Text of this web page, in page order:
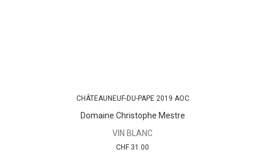
CHÂTEAUNEUF-DU-PAPE 2019 AOC
Domaine Christophe Mestre
VIN BLANC
CHF 31.00